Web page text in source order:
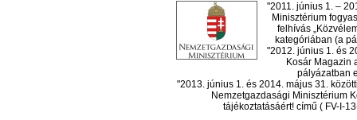
"2011. június 1. –
Minisztérium
felhívás
kategóriában (a
"2012. június 1. és
Kosár Magazin
pályázatban
"2013. június 1. és 2014. május 31.
Nemzetgazdasági Minisztérium
tájékoztatásáért! című ( FV-I-